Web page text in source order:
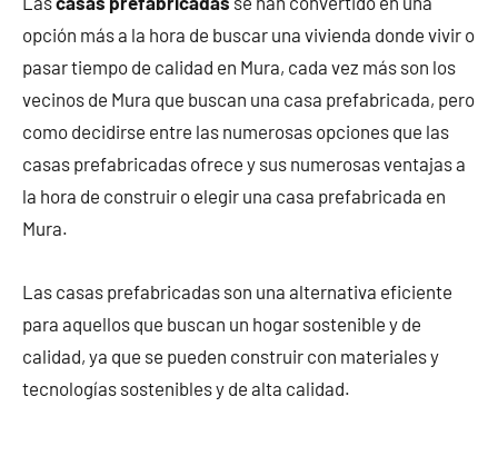
opción más a la hora de buscar una vivienda donde vivir o
pasar tiempo de calidad en Mura, cada vez más son los
vecinos de Mura que buscan una casa prefabricada, pero
como decidirse entre las numerosas opciones que las
casas prefabricadas ofrece y sus numerosas ventajas a
la hora de construir o elegir una casa prefabricada en
Mura.
Las casas prefabricadas son una alternativa eficiente
para aquellos que buscan un hogar sostenible y de
calidad, ya que se pueden construir con materiales y
tecnologías sostenibles y de alta calidad.